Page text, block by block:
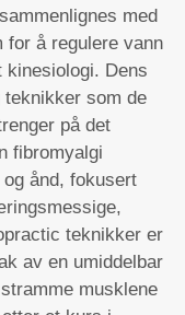
med
for å regulere vann
kinesiologi. Dens
som de
på det
fibromyalgi
ånd, fokusert
teknikker er
av en umiddelbar
musklene